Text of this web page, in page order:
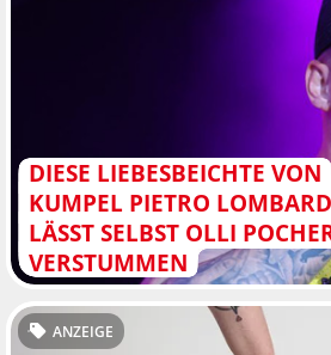
DIESE LIEBESBEICHTE VON
KUMPEL PIETRO
LÄSST SELBST OLLI
VERSTUMMEN
ANZEIGE